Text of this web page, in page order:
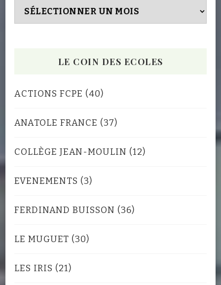
Archives
LE COIN DES ECOLES
ACTIONS FCPE (40)
ANATOLE FRANCE (37)
COLLÈGE JEAN-MOULIN (12)
EVENEMENTS (3)
FERDINAND BUISSON (36)
LE MUGUET (30)
LES IRIS (21)